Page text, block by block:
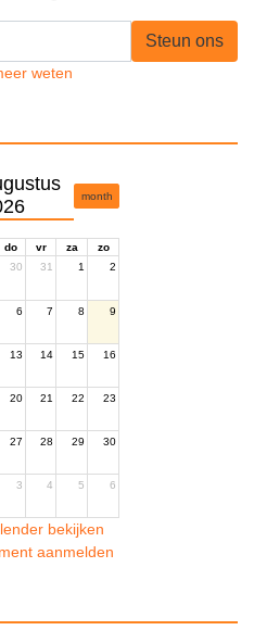
Steun ons
weten
month
do vr za
zo
30 31 1 2
6 7 8 9
13 14 15 16
20 21 22 23
27 28 29 30
3 4 5 6
bekijken
aanmelden